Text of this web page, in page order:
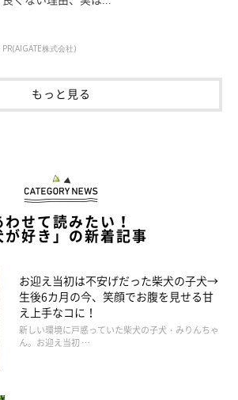
PR(AIGATE株式会社)
もっと見る
わせて読みたい！
が好き」の新着記事
お迎え当初は不安げだった柴犬の子犬→
生後6カ月の今、笑顔でお腹を見せる甘
え上手なコに！
新しい環境に戸惑っていた柴犬の子犬・みりんちゃ
ん。お迎え当初 …